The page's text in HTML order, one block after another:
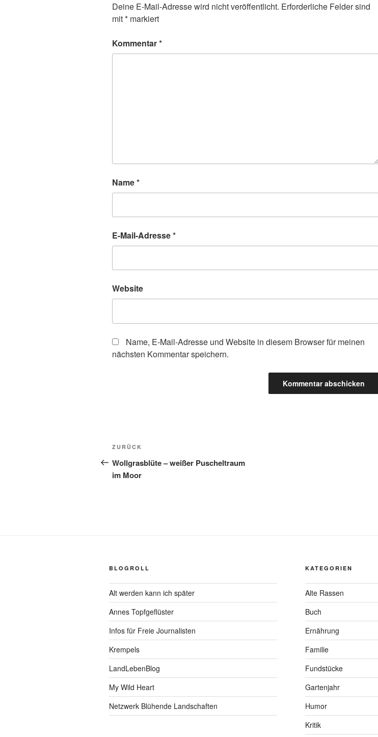
Deine E-Mail-Adresse wird nicht veröffentlicht. Erforderliche Felder sind
mit* markiert
Kommentar*
Name*
E-Mail-Adresse*
Website
Name, E-Mail-Adresse und Website in diesem Browser für meinen
nächsten Kommentar speichern.
Beitragsnavigation
Vorheriger
Beitrag
ZURÜCK
Wollgrasblüte – weißer Puscheltraum
im Moor
BLOGROLL
Alt werden kann ich später
Annes Topfgeflüster
Infos für Freie Journalisten
Krempels
LandLebenBlog
My Wild Heart
Netzwerk Blühende Landschaften
KATEGORIEN
Alte Rassen
Buch
Ernährung
Familie
Fundstücke
Gartenjahr
Humor
Kritik